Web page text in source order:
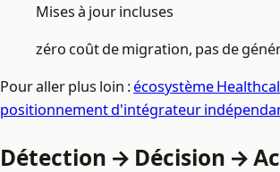
Mises à jour incluses
zéro coût de migration, pas de
Pour aller plus loin : écosystème
positionnement d'intégrateur
Détection → Décision →